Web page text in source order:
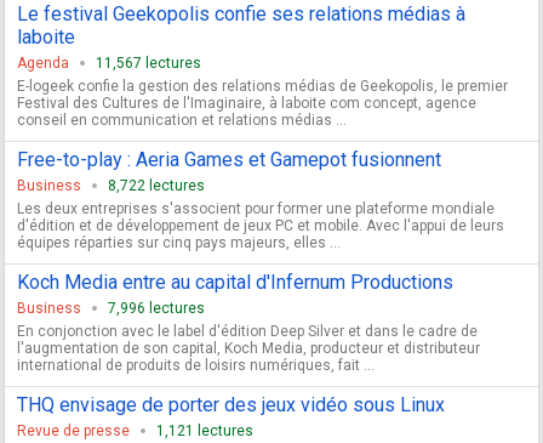
Le festival Geekopolis confie ses relations médias à
laboite
Agenda
11,567 lectures
E-logeek confie la gestion des relations médias de Geekopolis, le premier
Festival des Cultures de l'Imaginaire, à laboite com concept, agence
conseil en communication et relations médias ...
Free-to-play : Aeria Games et Gamepot fusionnent
Business
8,722 lectures
Les deux entreprises s'associent pour former une plateforme mondiale
d'édition et de développement de jeux PC et mobile. Avec l'appui de leurs
équipes réparties sur cinq pays majeurs, elles ...
Koch Media entre au capital d'Infernum Productions
Business
7,996 lectures
En conjonction avec le label d'édition Deep Silver et dans le cadre de
l'augmentation de son capital, Koch Media, producteur et distributeur
international de produits de loisirs numériques, fait ...
THQ envisage de porter des jeux vidéo sous Linux
Revue de presse
1,121 lectures